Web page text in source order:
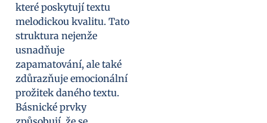
které poskytují textu
melodickou kvalitu. Tato
struktura nejenže
usnadňuje
zapamatování, ale také
zdůrazňuje emocionální
prožitek daného textu.
Básnické prvky